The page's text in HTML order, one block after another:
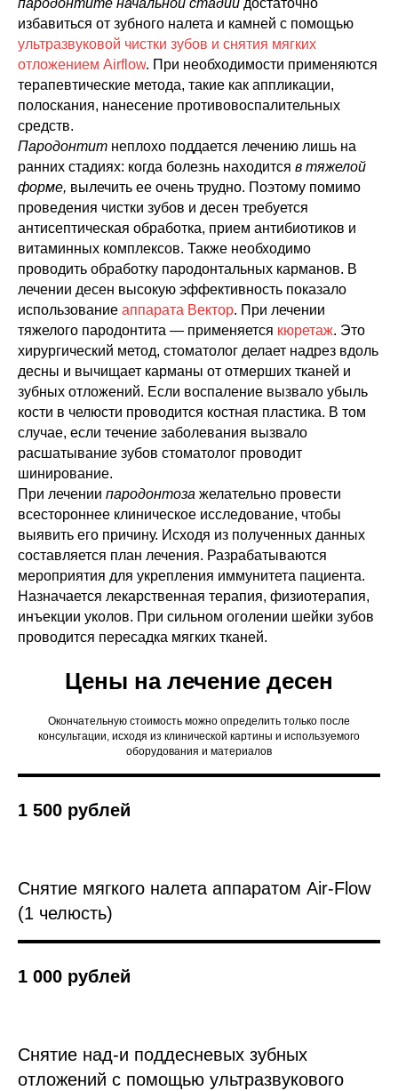
пародонтите начальной стадии достаточно
избавиться от зубного налета и камней с помощью
ультразвуковой чистки зубов и снятия мягких
отложением Airflow. При необходимости применяются
терапевтические метода, такие как аппликации,
полоскания, нанесение противовоспалительных
средств.
Пародонтит неплохо поддается лечению лишь на
ранних стадиях: когда болезнь находится в тяжелой
форме, вылечить ее очень трудно. Поэтому помимо
проведения чистки зубов и десен требуется
антисептическая обработка, прием антибиотиков и
витаминных комплексов. Также необходимо
проводить обработку пародонтальных карманов. В
лечении десен высокую эффективность показало
использование аппарата Вектор. При лечении
тяжелого пародонтита — применяется кюретаж. Это
хирургический метод, стоматолог делает надрез вдоль
десны и вычищает карманы от отмерших тканей и
зубных отложений. Если воспаление вызвало убыль
кости в челюсти проводится костная пластика. В том
случае, если течение заболевания вызвало
расшатывание зубов стоматолог проводит
шинирование.
При лечении пародонтоза желательно провести
всестороннее клиническое исследование, чтобы
выявить его причину. Исходя из полученных данных
составляется план лечения. Разрабатываются
мероприятия для укрепления иммунитета пациента.
Назначается лекарственная терапия, физиотерапия,
инъекции уколов. При сильном оголении шейки зубов
проводится пересадка мягких тканей.
Цены на лечение десен
Окончательную стоимость можно определить только после
консультации, исходя из клинической картины и используемого
оборудования и материалов
1 500 рублей
Снятие мягкого налета аппаратом Air-Flow
(1 челюсть)
1 000 рублей
Cнятие над-и поддесневых зубных
отложений с помощью ультразвукового